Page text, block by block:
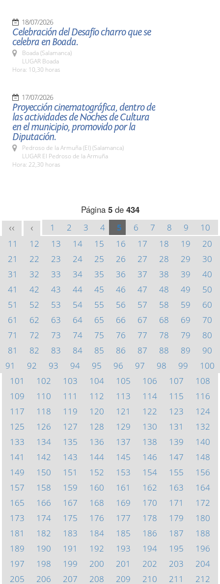
18/07/2026
Celebración del Desafío charro que se
celebra en Boada.
Boada (Salamanca)
LUGAR Boada
Hora: 10,30 horas
17/07/2026
Proyección cinematográfica, dentro de
las actividades de Noches de Cultura
en el municipio, promovido por la
Diputación.
Pedroso de la Armuña (El) (Salamanca)
LUGAR El Pedroso de la Armuña
Hora: 22,30 horas
Página 5de 434
<< < 1 2 3 4 5 6 7 8 9
10
11
12 13 14 15 16 17 18 19
20
21
22 23 24 25 26 27 28 29
30
31
32 33 34 35 36 37 38 39
40
41
42 43 44 45 46 47 48 49
50
51
52 53 54 55 56 57 58 59
60
61
62 63 64 65 66 67 68 69
70
71
72 73 74 75 76 77 78 79
80
81
82 83 84 85 86 87 88 89
90
91
92 93 94 95 96 97 98 99
100
101
102 103 104 105 106 107
108
109
110 111 112 113 114 115
116
117
118 119 120 121 122 123
124
125
126 127 128 129 130 131
132
133
134 135 136 137 138 139
140
141
142 143 144 145 146 147
148
149
150 151 152 153 154 155
156
157
158 159 160 161 162 163
164
165
166 167 168 169 170 171
172
173
174 175 176 177 178 179
180
181
182 183 184 185 186 187
188
189
190 191 192 193 194 195
196
197
198 199 200 201 202 203
204
205
206 207 208 209 210 211 212